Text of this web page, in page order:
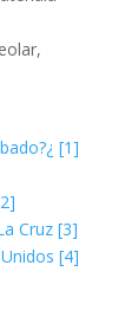
[2] Juan，Los Discípulos, El Día del Señor y Tú
[3] Jesús "vs." Pablo y La Ley: Lo Que Pasó En La Cruz
[4] Legalizan Marihuana en Colorrado, Estados Unidos